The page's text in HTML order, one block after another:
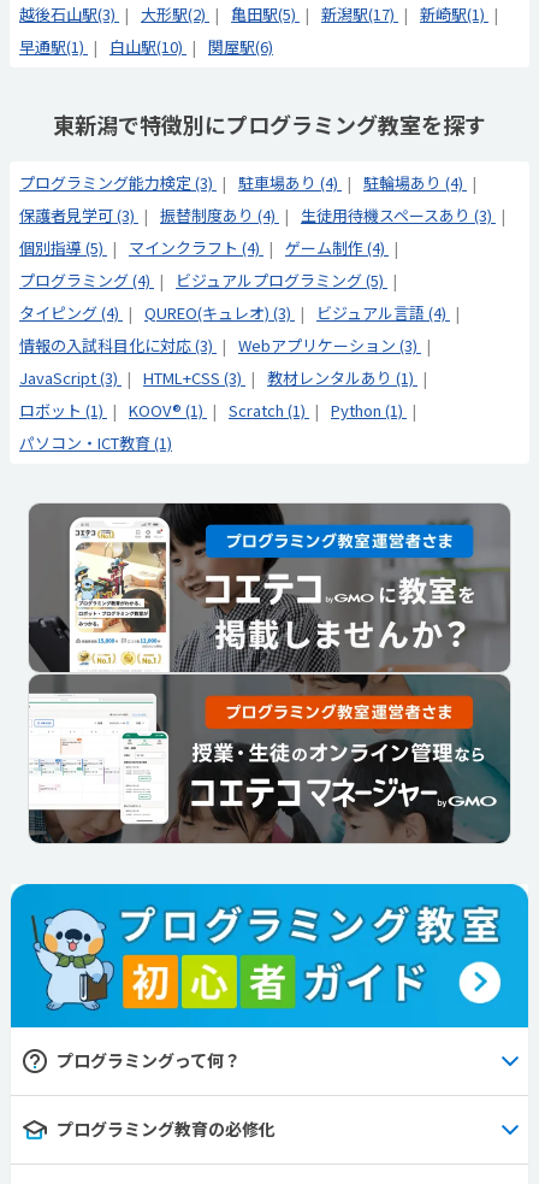
越後石山駅(3) 大形駅(2) 亀田駅(5) 新潟駅(17)
新崎駅(1)
早通駅(1)
白山駅(10) 関屋駅(6)
東新潟で特徴別にプログラミング教室を探す
プログラミング能力検定 (3) 駐車場あり (4)
駐輪場あり (4)
保護者見学可 (3)
振替制度あり (4)
生徒用待機スペースあり (3)
個別指導 (5)
マインクラフト (4)
ゲーム制作 (4)
プログラミング (4)
ビジュアルプログラミング (5)
タイピング (4)
QUREO(キュレオ) (3)
ビジュアル言語 (4)
情報の入試科目化に対応 (3)
Webアプリケーション (3)
JavaScript (3)
HTML+CSS (3)
教材レンタルあり (1)
ロボット (1)
KOOV® (1) Scratch (1)
Python (1)
パソコン・ICT教育 (1)
プログラミングって何？
プログラミング教育の必修化